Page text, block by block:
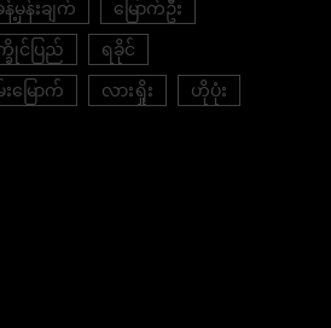
မှန်းချက် မြောက်ဦး
ခိုင်ပြည် ရခိုင်
းမြောက် လားရှိုး ဟိုပုံး